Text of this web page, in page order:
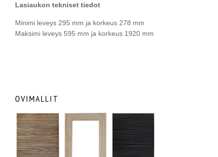
Lasiaukon tekniset tiedot
Minimi leveys 295 mm ja korkeus 278 mm
Maksimi leveys 595 mm ja korkeus 1920 mm
OVIMALLIT